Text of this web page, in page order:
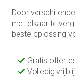
Door
met elkaar te
beste oplossing
Gratis
Volledig